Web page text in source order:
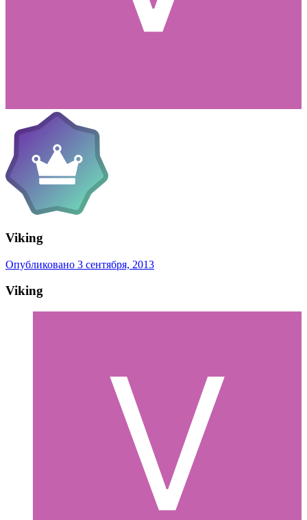
Viking
Опубликовано 3 сентября, 2013
Viking